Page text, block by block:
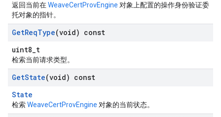
返回当前在WeaveCertProvEngine 对象上配置的操作身份验证委
托对象的指针。
GetReqType(void) const
uint8_t
检索当前请求类型。
GetState(void) const
State
检索WeaveCertProvEngine 对象的当前状态。